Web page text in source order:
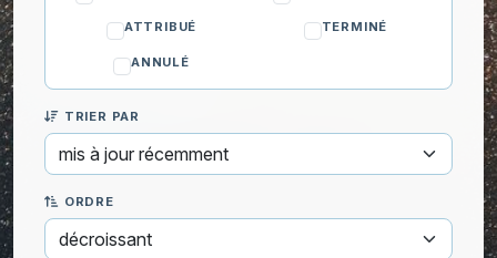
ATTRIBUÉ TERMINÉ
ANNULÉ
TRIER PAR
ORDRE